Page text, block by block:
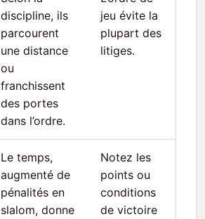
discipline, ils
parcourent
une distance
ou
franchissent
des portes
dans l’ordre.
jeu évite la
plupart des
litiges.
Le temps,
augmenté de
pénalités en
slalom, donne
Notez les
points ou
conditions
de victoire